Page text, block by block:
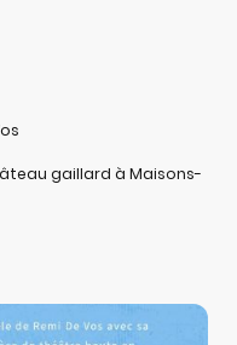
gaillard à Maisons-